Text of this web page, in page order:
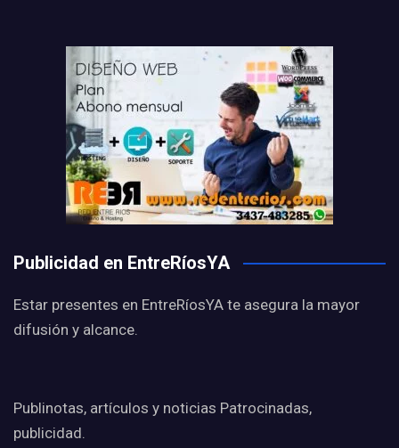
Publicidad en EntreRíosYA
Estar presentes en EntreRíosYA te asegura la mayor
difusión y alcance.
Publinotas, artículos y noticias Patrocinadas,
publicidad.